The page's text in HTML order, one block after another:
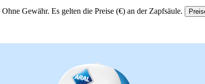
Ohne Gewähr. Es gelten die Preise (€) an der Zapfsäule.